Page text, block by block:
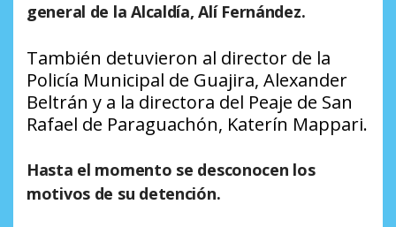
general de la Alcaldía, Alí Fernández.
También detuvieron al director de la
Policía Municipal de Guajira, Alexander
Beltrán y a la directora del Peaje de San
Rafael de Paraguachón, Katerín Mappari.
Hasta el momento se desconocen los
motivos de su detención.